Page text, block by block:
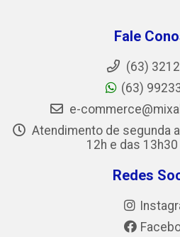
Fale
(63)
(63)
e-
Atendimento de segunda
12h e das
Redes